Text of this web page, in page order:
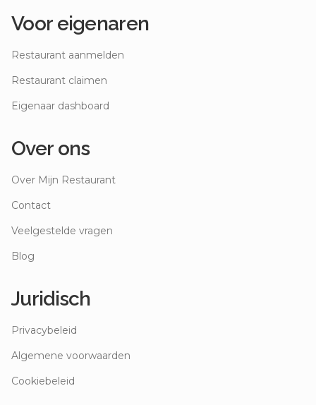
Voor eigenaren
Restaurant aanmelden
Restaurant claimen
Eigenaar dashboard
Over ons
Over Mijn Restaurant
Contact
Veelgestelde vragen
Blog
Juridisch
Privacybeleid
Algemene voorwaarden
Cookiebeleid